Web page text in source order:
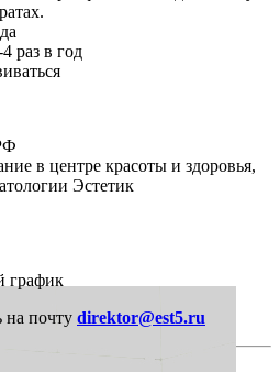
раз в год
в центре красоты и здоровья,
Эстетик
график
на почту direktor@est5.ru